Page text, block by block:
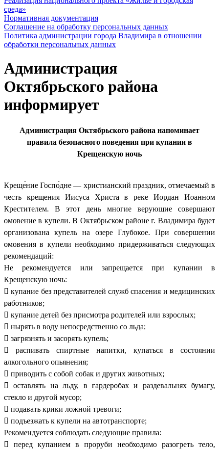
среда»
Нормативная документация
Соглашение на обработку персональных данных
Политика администрации города Владимира в отношении
обработки персональных данных
Администрация
Октябрьского района
информирует
Администрация Октябрьского района напоминает
правила безопасного поведения при купании в
Крещенскую ночь
Креще́ние Госпо́дне — христианский праздник, отмечаемый в
честь крещения Иисуса Христа в реке Иордан Иоанном
Крестителем. В этот день многие верующие совершают
омовение в купели. В Октябрьском районе г. Владимира будет
организована купель на озере Глубокое. При совершении
омовения в купели необходимо придерживаться следующих
рекомендаций:
Не рекомендуется или запрещается при купании в
Крещенскую ночь:
 купание без представителей служб спасения и медицинских
работников;
 купание детей без присмотра родителей или взрослых;
 нырять в воду непосредственно со льда;
 загрязнять и засорять купель;
 распивать спиртные напитки, купаться в состоянии
алкогольного опьянения;
 приводить с собой собак и других животных;
 оставлять на льду, в гардеробах и раздевальнях бумагу,
стекло и другой мусор;
 подавать крики ложной тревоги;
 подъезжать к купели на автотранспорте;
Рекомендуется соблюдать следующие правила:
 перед купанием в проруби необходимо разогреть тело,